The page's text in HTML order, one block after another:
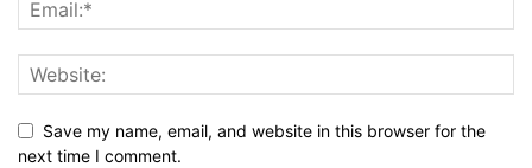
Save my name, email, and website in this browser for the
next time I comment.